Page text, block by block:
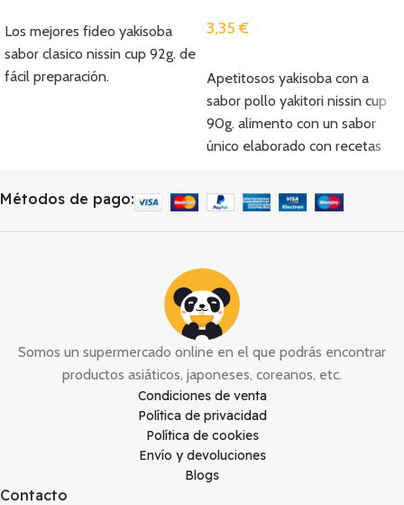
Los mejores fideo yakisoba
sabor clasico nissin cup 92g. de
fácil preparación.
3,35€
Apetitosos yakisoba con a
sabor pollo yakitori nissin cup
90g. alimento con un sabor
único elaborado con recetas
Métodos de pago:
Somos un supermercado online en el que podrás encontrar
productos asiáticos, japoneses, coreanos, etc.
Condiciones de venta
Política de privacidad
Política de cookies
Envío y devoluciones
Blogs
Contacto